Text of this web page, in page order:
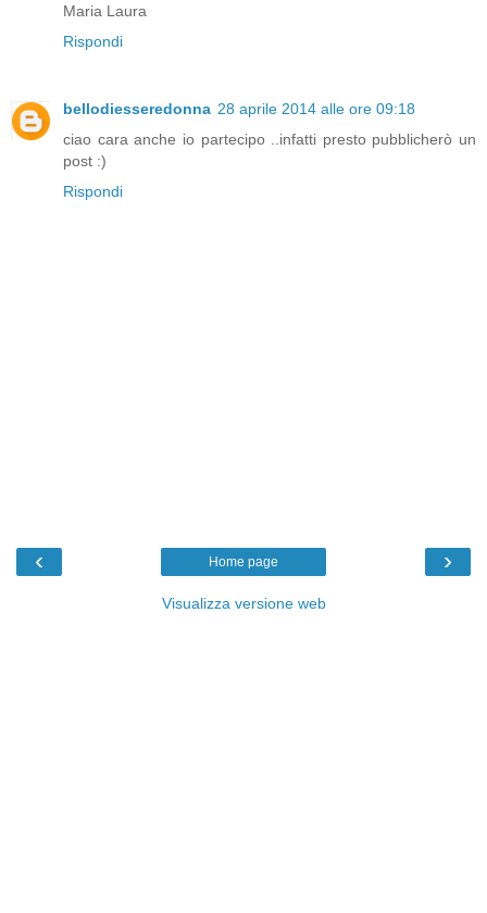
Maria Laura
Rispondi
bellodiesseredonna 28 aprile 2014 alle ore 09:18
ciao cara anche io partecipo ..infatti presto pubblicherò un
post :)
Rispondi
‹ ›
Home page
Visualizza versione web